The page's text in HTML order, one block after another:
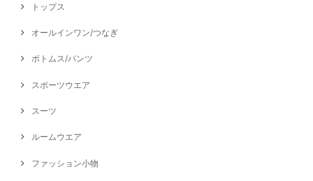
トップス
オールインワン/つなぎ
ボトムス/パンツ
スポーツウエア
スーツ
ルームウエア
ファッション小物